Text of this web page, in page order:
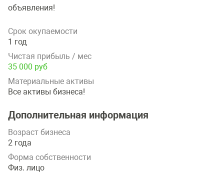
объявления!
Срок окупаемости
1 год
Чистая прибыль / мес
35 000 руб
Материальные активы
Все активы бизнеса!
Дополнительная информация
Возраст бизнеса
2 года
Форма собственности
Физ. лицо